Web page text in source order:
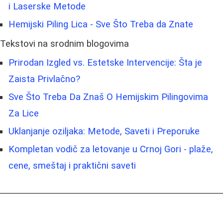
i Laserske Metode
Hemijski Piling Lica - Sve Što Treba da Znate
Tekstovi na srodnim blogovima
Prirodan Izgled vs. Estetske Intervencije: Šta je
Zaista Privlačno?
Sve Što Treba Da Znaš O Hemijskim Pilingovima
Za Lice
Uklanjanje oziljaka: Metode, Saveti i Preporuke
Kompletan vodič za letovanje u Crnoj Gori - plaže,
cene, smeštaj i praktični saveti